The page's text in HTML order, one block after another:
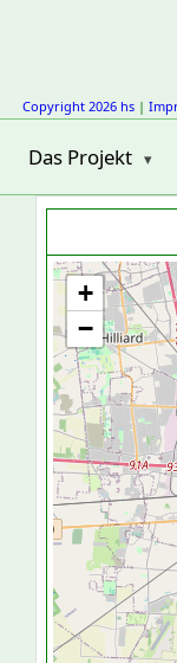
Copyright 2026 hs |
Das Projekt
+
−